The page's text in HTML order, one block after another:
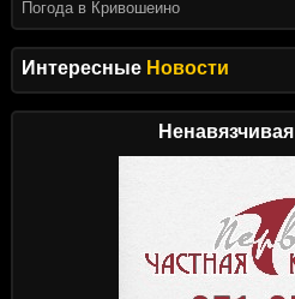
Интересные Новости
Ненавязчивая
Погода в Кривошеино